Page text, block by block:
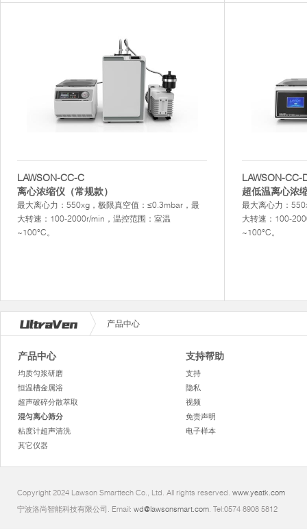
LAWSON-CC-C
离心浓缩仪（常规款）
最大离心力：550xg，极限真空值：≤0.3mbar，最
大转速：100-2000r/min，温控范围：室温
~100°C。
LAWSON-CC-
超低温离心浓
最大离心力：
大转速：100-
~100°C。
产品中心
产品中心
均质匀浆研磨
恒温槽金属浴
超声破碎分散萃取
混匀离心筛分
粘度计超声清洗
其它仪器
支持帮助
支持
隐私
视频
免责声明
电子样本
Copyright 2024 Lawson Smarttech Co., Ltd. All rights reserved. www.yeatk.com
宁波洛尚智能科技有限公司. Email: wd@lawsonsmart.com. Tel:0574 8908 5812